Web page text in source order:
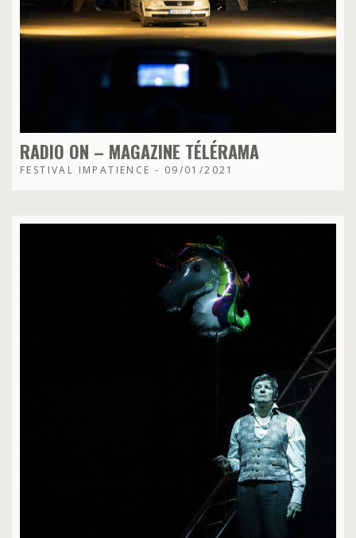
RADIO ON – MAGAZINE TÉLÉRAMA
FESTIVAL IMPATIENCE - 09/01/2021